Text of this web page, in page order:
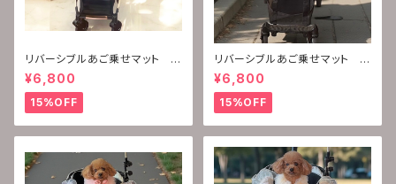
リバーシブルあご乗せマット
(シャンパンガーネット)
¥6,800
15%OFF
リバーシブルあご乗せマット
(オーロラパール)
¥6,800
15%OFF